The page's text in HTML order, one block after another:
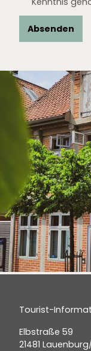
Absenden
Tourist-
Elbstraße 59
21481